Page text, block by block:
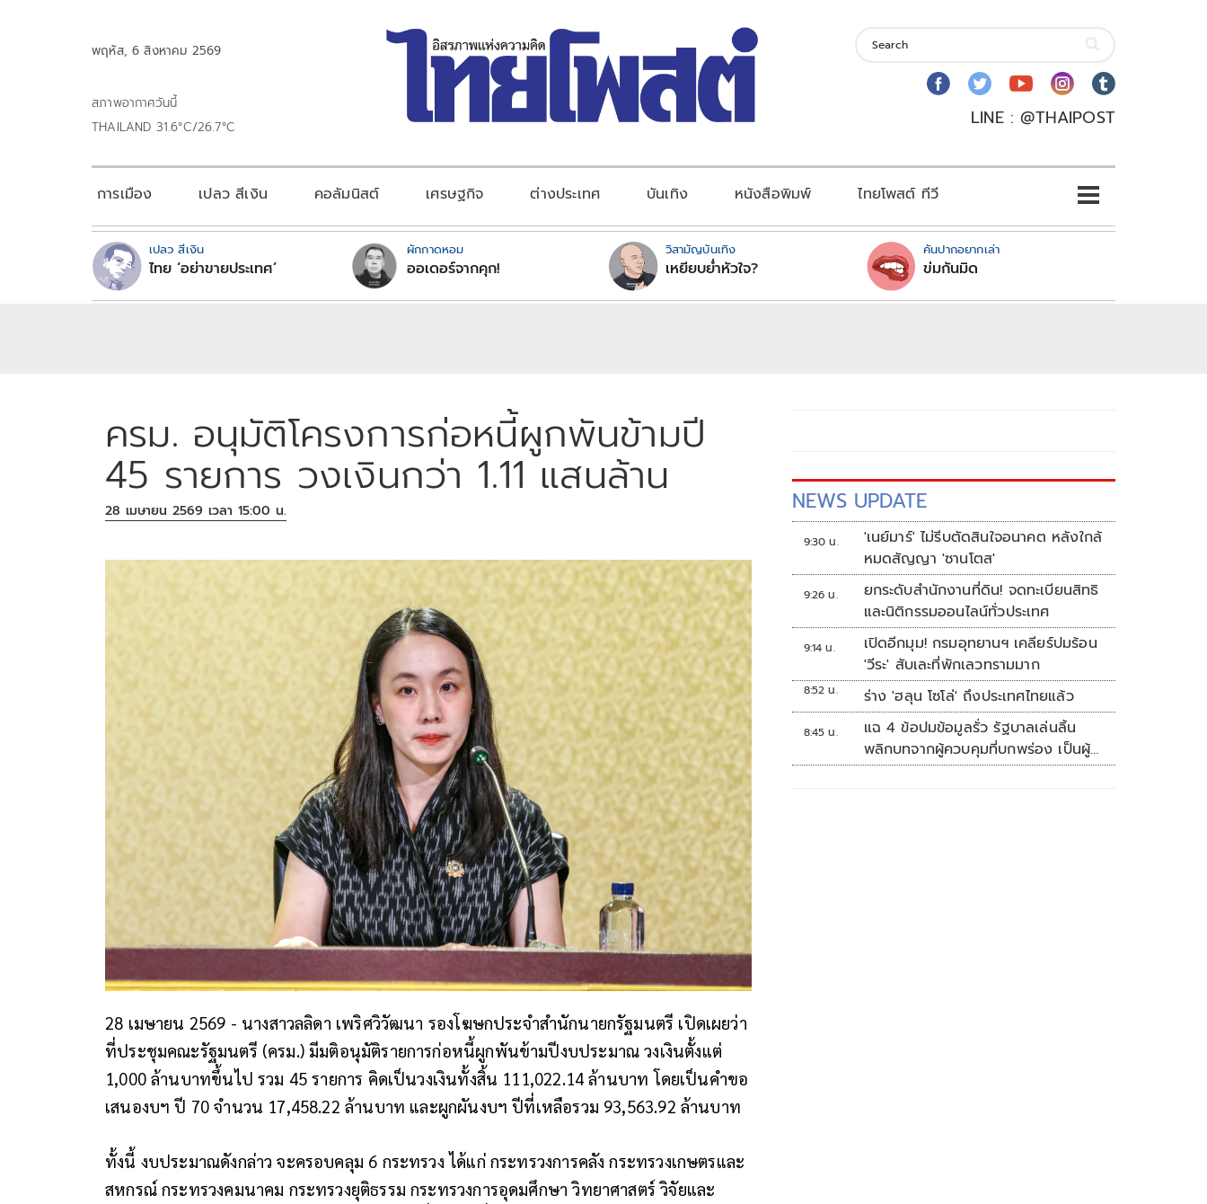
พฤหัส, 6 สิงหาคม 2569
สภาพอากาศวันนี้
THAILAND 31.6°C/26.7°C
LINE : @THAIPOST
การเมือง เปลว สีเงิน คอลัมนิสต์ เศรษฐกิจ ต่างประเทศ บันเทิง หนังสือพิมพ์ ไทยโพสต์ ทีวี
เปลว สีเงิน
ไทย ‘อย่าขายประเทศ’
ผักกาดหอม
ออเดอร์จากคุก!
วิสามัญบันเทิง
เหยียบย่ำหัวใจ?
คันปากอยากเล่า
ข่มกันมิด
ครม. อนุมัติโครงการก่อหนี้ผูกพันข้ามปี
45 รายการ วงเงินกว่า 1.11 แสนล้าน
28 เมษายน 2569 เวลา 15:00 น.
28 เมษายน 2569 - นางสาวลลิดา เพริศวิวัฒนา รองโฆษกประจำสำนักนายกรัฐมนตรี เปิดเผยว่า
ที่ประชุมคณะรัฐมนตรี (ครม.) มีมติอนุมัติรายการก่อหนี้ผูกพันข้ามปีงบประมาณ วงเงินตั้งแต่
1,000 ล้านบาทขึ้นไป รวม 45 รายการ คิดเป็นวงเงินทั้งสิ้น 111,022.14 ล้านบาท โดยเป็นคำขอ
เสนองบฯ ปี 70 จำนวน 17,458.22 ล้านบาท และผูกผันงบฯ ปีที่เหลือรวม 93,563.92 ล้านบาท
ทั้งนี้ งบประมาณดังกล่าว จะครอบคลุม 6 กระทรวง ได้แก่ กระทรวงการคลัง กระทรวงเกษตรและ
สหกรณ์ กระทรวงคมนาคม กระทรวงยุติธรรม กระทรวงการอุดมศึกษา วิทยาศาสตร์ วิจัยและ
NEWS UPDATE
9:30 น.
'เนย์มาร์' ไม่รีบตัดสินใจอนาคต หลังใกล้
หมดสัญญา 'ซานโตส'
9:26 น.
ยกระดับสำนักงานที่ดิน! จดทะเบียนสิทธิ
และนิติกรรมออนไลน์ทั่วประเทศ
9:14 น.
เปิดอีกมุม! กรมอุทยานฯ เคลียร์ปมร้อน
'วีระ' สับเละที่พักเลวทรามมาก
8:52 น. ร่าง 'ฮลุน โซโล่' ถึงประเทศไทยแล้ว
8:45 น.
แฉ 4 ข้อปมข้อมูลรั่ว รัฐบาลเล่นลิ้น
พลิกบทจากผู้ควบคุมที่บกพร่อง เป็นผู้
เสียหายขู่ฟ้องคนเอาความจริงมาพูด